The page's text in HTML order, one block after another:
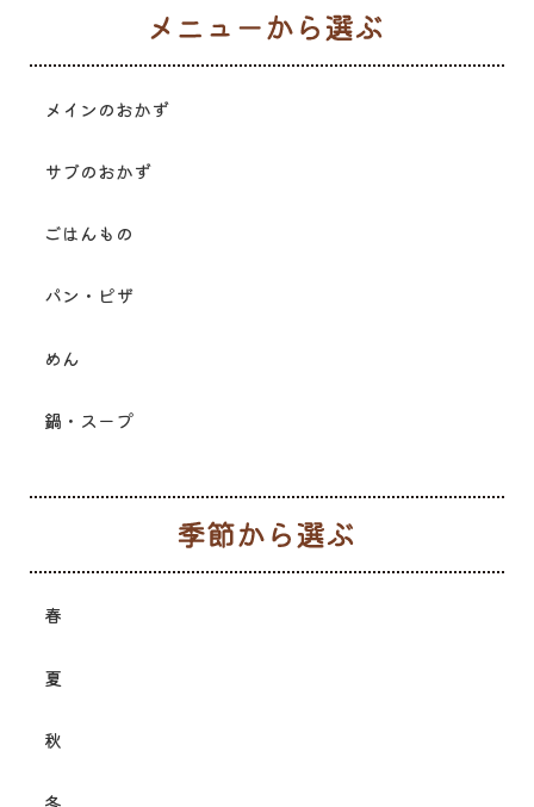
メインのおかず
サブのおかず
ごはんもの
パン・ピザ
めん
鍋・スープ
春
夏
秋
冬